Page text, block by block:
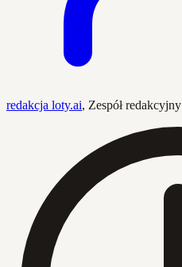
redakcja loty.ai, Zespół redakcyjny